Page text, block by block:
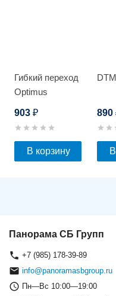
Гибкий переход
Optimus
903 ₽
В корзину
890
Панорама СБ Групп
+7 (985) 178-39-89
info@panoramasbgroup.ru
Пн—Вс 10:00—19:00